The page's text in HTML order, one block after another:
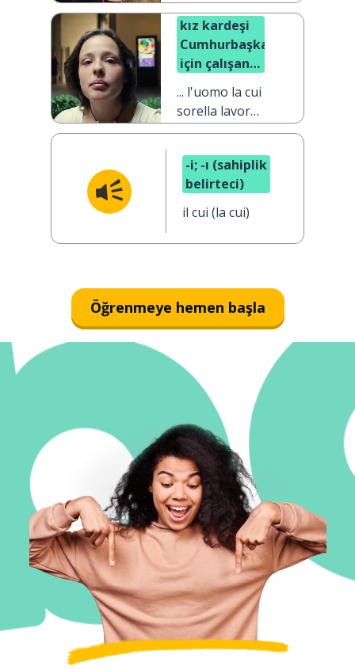
i diamanti
kız kardeşi
Cumhurbaşkanı
için çalışan
... l'uomo la cui
sorella lavora
per il
-i; -ı (sahiplik
belirteci)
il cui (la cui)
Öğrenmeye hemen başla